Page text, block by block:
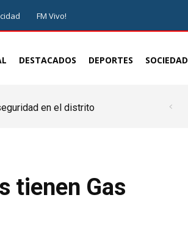
FM Vivo!
DESTACADOS DEPORTES SOCIEDAD
en el distrito
tienen Gas